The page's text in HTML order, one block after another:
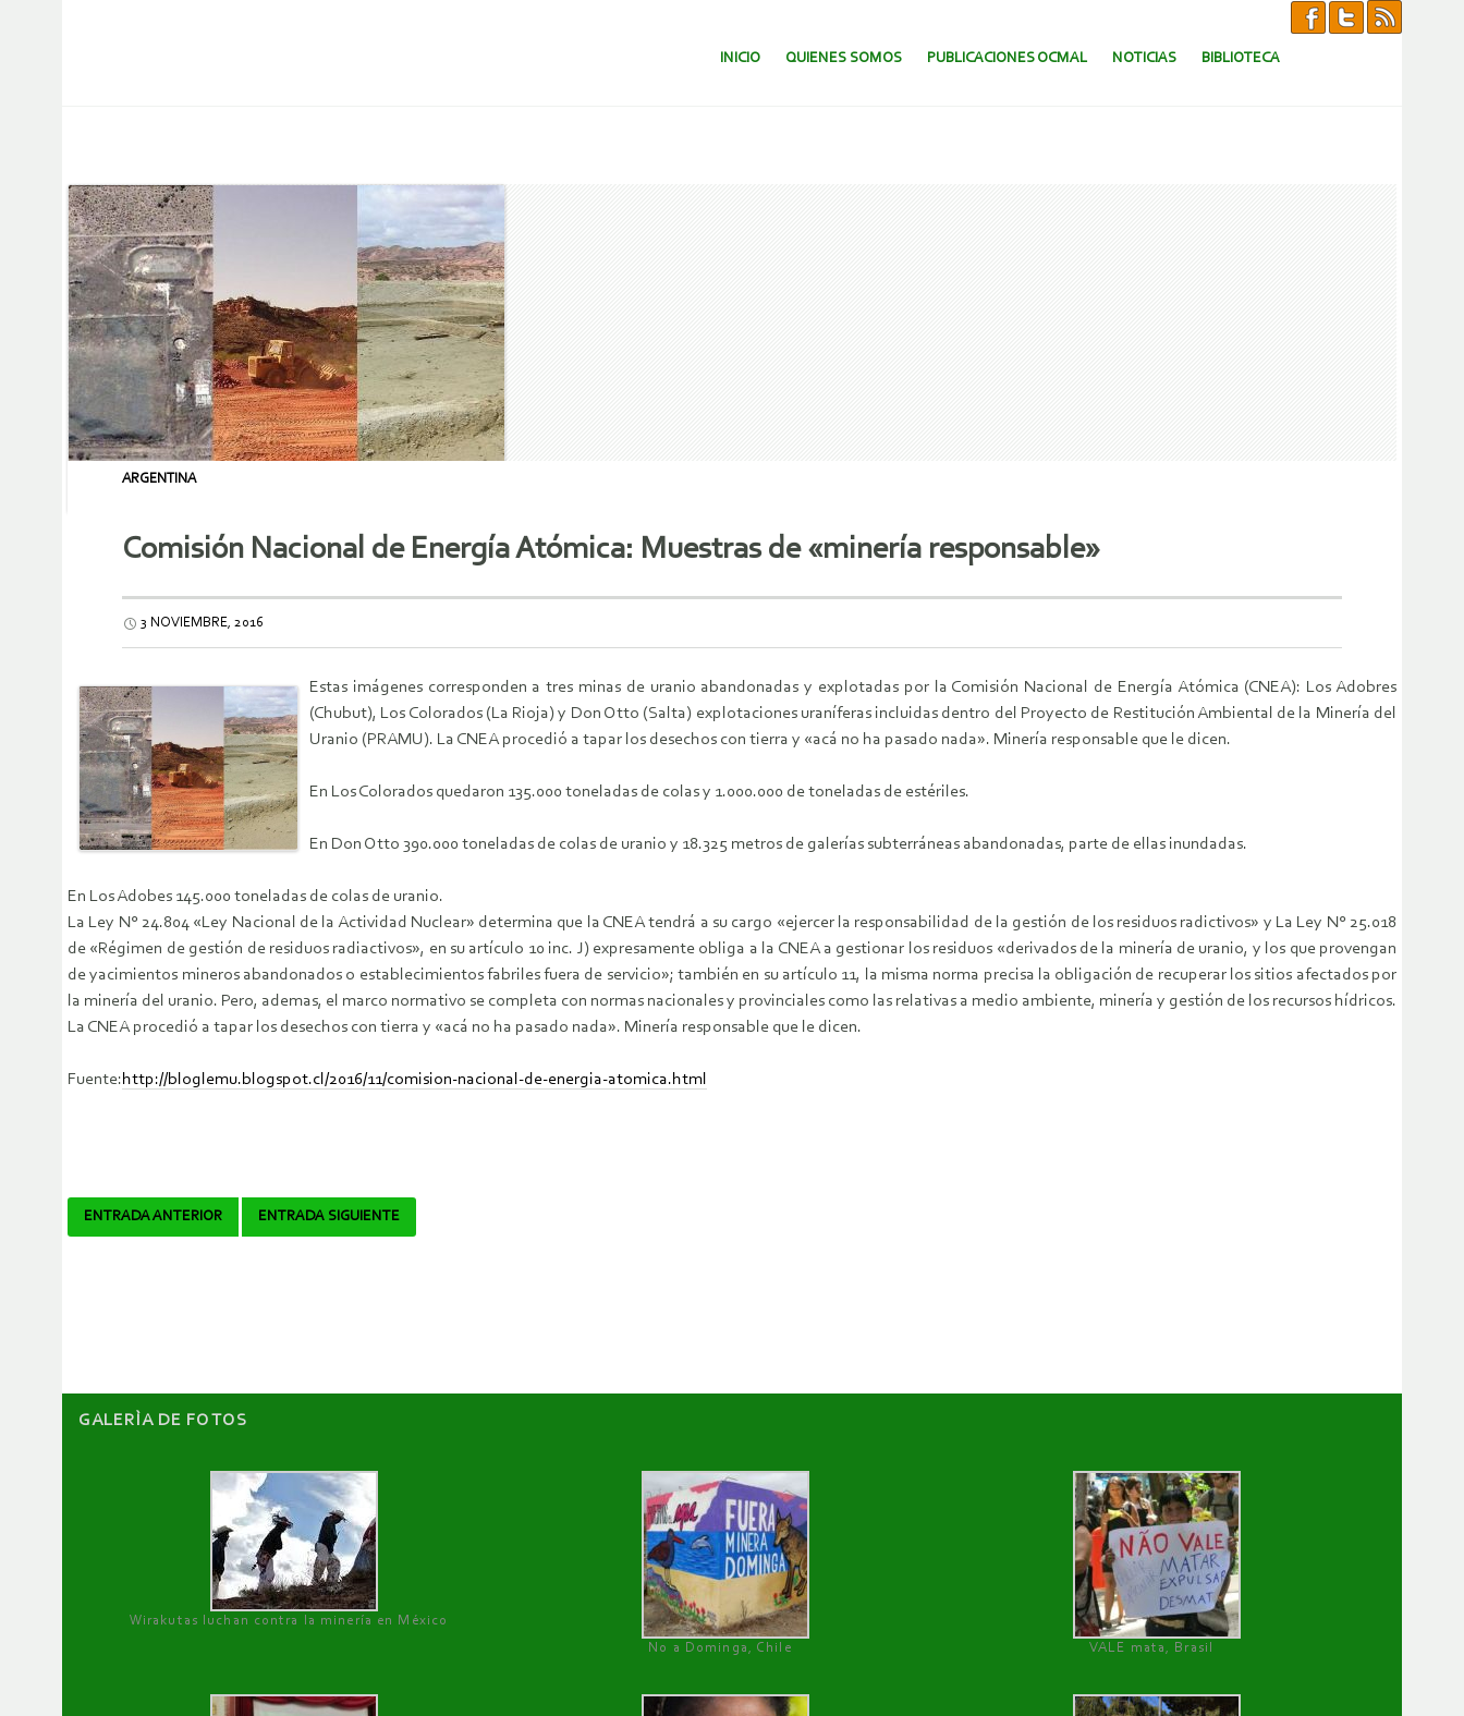
SALTAR AL CONTENIDO.
INICIO QUIENES SOMOS PUBLICACIONES OCMAL NOTICIAS BIBLIOTECA
ARGENTINA
Comisión Nacional de Energía Atómica: Muestras de «minería responsable»
3 NOVIEMBRE, 2016
Estas imágenes corresponden a tres minas de uranio abandonadas y explotadas por la Comisión Nacional de Energía Atómica (CNEA): Los Adobres
(Chubut), Los Colorados (La Rioja) y Don Otto (Salta) explotaciones uraníferas incluidas dentro del Proyecto de Restitución Ambiental de la Minería del
Uranio (PRAMU). La CNEA procedió a tapar los desechos con tierra y «acá no ha pasado nada». Minería responsable que le dicen.
En Los Colorados quedaron 135.000 toneladas de colas y 1.000.000 de toneladas de estériles.
En Don Otto 390.000 toneladas de colas de uranio y 18.325 metros de galerías subterráneas abandonadas, parte de ellas inundadas.
En Los Adobes 145.000 toneladas de colas de uranio.
La Ley N° 24.804 «Ley Nacional de la Actividad Nuclear» determina que la CNEA tendrá a su cargo «ejercer la responsabilidad de la gestión de los residuos radictivos» y La Ley N° 25.018
de «Régimen de gestión de residuos radiactivos», en su artículo 10 inc. J) expresamente obliga a la CNEA a gestionar los residuos «derivados de la minería de uranio, y los que provengan
de yacimientos mineros abandonados o establecimientos fabriles fuera de servicio»; también en su artículo 11, la misma norma precisa la obligación de recuperar los sitios afectados por
la minería del uranio. Pero, ademas, el marco normativo se completa con normas nacionales y provinciales como las relativas a medio ambiente, minería y gestión de los recursos hídricos.
La CNEA procedió a tapar los desechos con tierra y «acá no ha pasado nada». Minería responsable que le dicen.
Fuente:http://bloglemu.blogspot.cl/2016/11/comision-nacional-de-energia-atomica.html
Navegador
ENTRADA ANTERIOR ENTRADA SIGUIENTE
GALERÌA DE FOTOS
Wirakutas luchan contra la minería en México
No a Dominga, Chile
VALE mata, Brasil